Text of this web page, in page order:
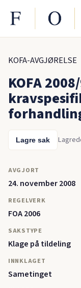
KOFA-AVGJØRELSE
KOFA
Lagre sak
AVGJORT
24. november 2008
REGELVERK
FOA 2006
SAKSTYPE
Klage på tildeling
INNKLAGET
Sametinget